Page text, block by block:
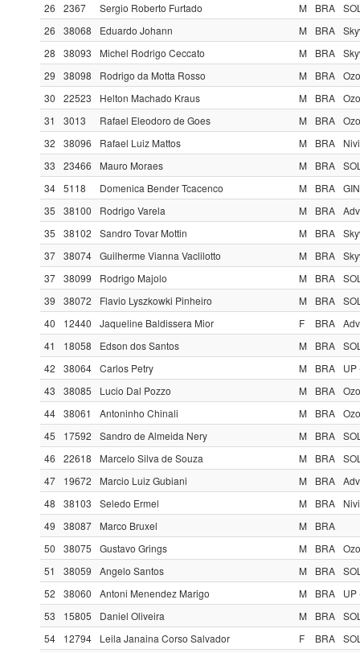
26
2367 Sergio Roberto Furtado M BRA
26
38068 Eduardo Johann M BRA
28
38093 Michel Rodrigo Ceccato M BRA
29
38098 Rodrigo da Motta Rosso M BRA
30
22523 Helton Machado Kraus M BRA
31
3013 Rafael Eleodoro de Goes M BRA
32
38096 Rafael Luiz Mattos M BRA
33
23466 Mauro Moraes M BRA
34 5118 Domenica Bender Tcacenco M BRA
35
38100 Rodrigo Varela M BRA
35
38102 Sandro Tovar Mottin M BRA
37 38074 Guilherme Vianna Vaclilotto M BRA
37 38099 Rodrigo Majolo M BRA
39
38072 Flavio Lyszkowki Pinheiro M BRA
40
12440 Jaqueline Baldissera Mior F BRA
41
18058 Edson dos Santos M BRA
42
38064 Carlos Petry M BRA
UP
43
38085 Lucio Dal Pozzo M BRA
44 38061 Antoninho Chinali M BRA
45
17592 Sandro de Almeida Nery M BRA
46
22618 Marcelo Silva de Souza M BRA
47
19672 Marcio Luiz Gubiani M BRA
48
38103 Seledo Ermel M BRA
49
38087 Marco Bruxel M
BRA
50
38075 Gustavo Grings M BRA
51
38059 Angelo Santos M BRA
52
38060 Antoni Menendez Marigo M BRA
UP
53
15805 Daniel Oliveira M BRA
54
12794 Leila Janaina Corso Salvador F BRA